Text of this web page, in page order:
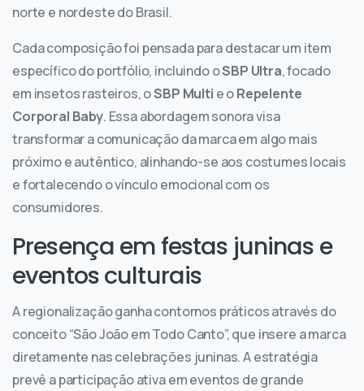
norte e nordeste do Brasil.
Cada composição foi pensada para destacar um item
específico do portfólio, incluindo oSBP Ultra, focado
em insetos rasteiros, oSBP Multi e oRepelente
Corporal Baby. Essa abordagem sonora visa
transformar a comunicação da marca em algo mais
próximo e autêntico, alinhando-se aos costumes locais
e fortalecendo o vínculo emocional com os
consumidores.
Presença em festas juninas e
eventos culturais
A regionalização ganha contornos práticos através do
conceito “São João em Todo Canto”, que insere a marca
diretamente nas celebrações juninas. A estratégia
prevê a participação ativa em eventos de grande